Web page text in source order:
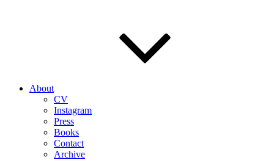
About
CV
Instagram
Press
Books
Contact
Archive